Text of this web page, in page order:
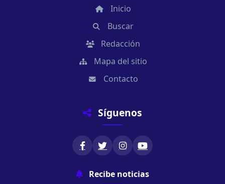
Inicio
Buscar
Redacción
Mapa del sitio
Contacto
Síguenos
Recibe noticias